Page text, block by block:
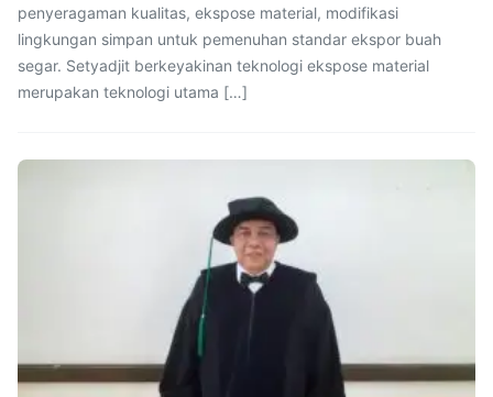
penyeragaman kualitas, ekspose material, modifikasi
lingkungan simpan untuk pemenuhan standar ekspor buah
segar. Setyadjit berkeyakinan teknologi ekspose material
merupakan teknologi utama […]